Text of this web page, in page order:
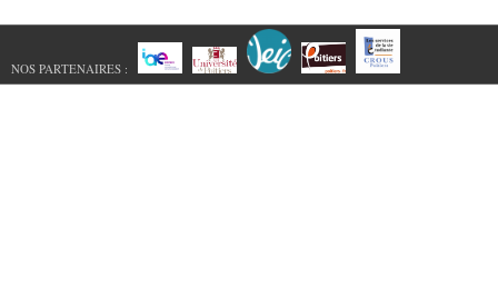
NOS PARTENAIRES :